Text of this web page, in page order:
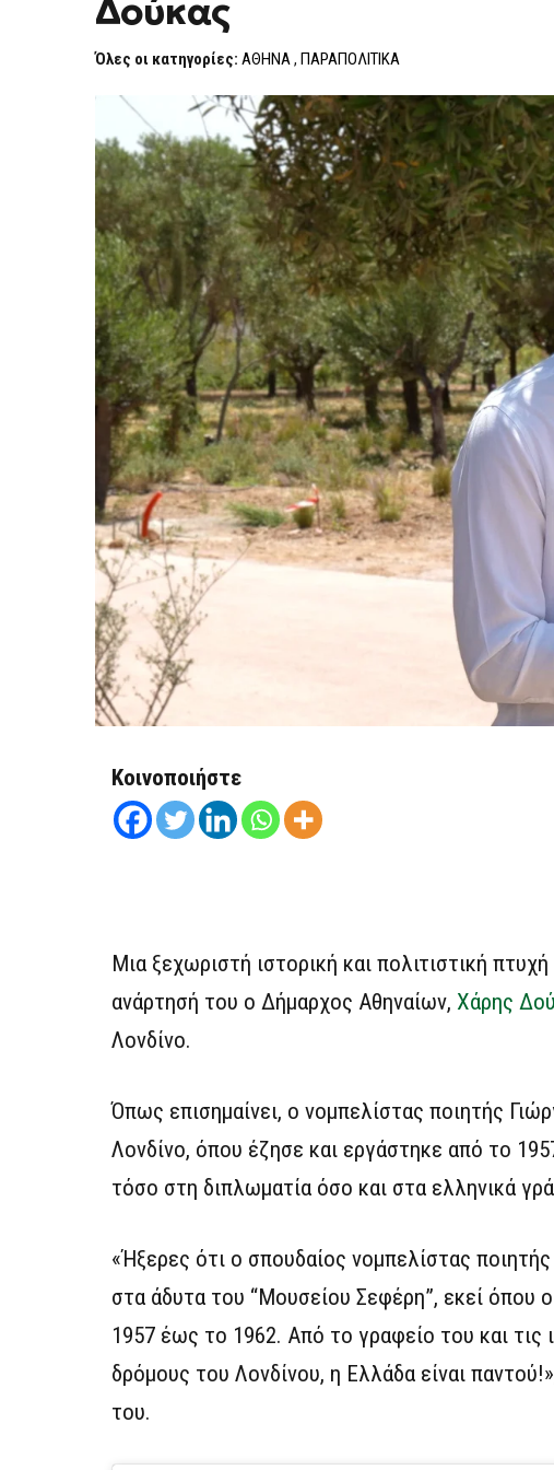
ΛΟΝΔΊΝΟ
ΧΆΡΗΣ
ΔΟΎΚΑΣ
Δούκας
Όλες οι κατηγορίες: ΑΘΗΝΑ, ΠΑΡΑΠΟΛΙΤΙΚΑ
Κοινοποιήστε
Μια ξεχωριστή ιστορική και πολιτιστική
ανάρτησή του ο Δήμαρχος Αθηναίων, Χάρης
Λονδίνο.
Όπως επισημαίνει, ο νομπελίστας ποιητής
Λονδίνο, όπου έζησε και εργάστηκε από το
τόσο στη διπλωματία όσο και στα ελληνικά
«Ήξερες ότι ο σπουδαίος νομπελίστας
στα άδυτα του “Μουσείου Σεφέρη”, εκεί όπου
1957 έως το 1962. Από το γραφείο του και τις
δρόμους του Λονδίνου, η Ελλάδα είναι
του.